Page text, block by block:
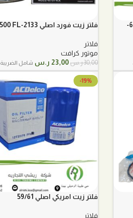
فلتر زيت كتر بلر 1807-739 شيول 66-
فلتر زيت فورد اصلي FL-500 FL-2133
فلاتر
موتور كرافت
30,00ر.س السعر
الأصلي
30,00 ر.س.
23,00 ر.س السعر
الحالي
هو:
23,00 ر.س.
شامل الضريبة
-19%
فلتر زيت امريكي اصلي 59/61
فلاتر